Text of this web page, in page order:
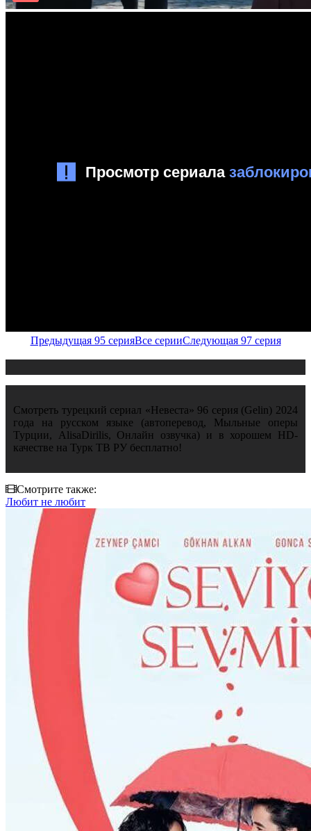
Предыдущая 95 серияВсе серииСледующая 97 серия
Смотреть турецкий сериал «Невеста» 96 серия (Gelin) 2024
года на русском языке (автоперевод, Мыльные оперы
Турции, AlisaDirilis, Онлайн озвучка) и в хорошем HD-
качестве на Турк ТВ РУ бесплатно!
Смотрите также:
Любит не любит